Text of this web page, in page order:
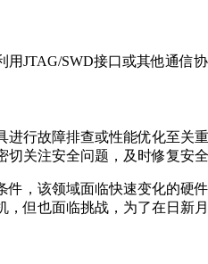
JTAG/SWD接口或其他通信
行故障排查或性能优化至
关注安全问题，及时修复安
，该领域面临快速变化的
但也面临挑战，为了在日新